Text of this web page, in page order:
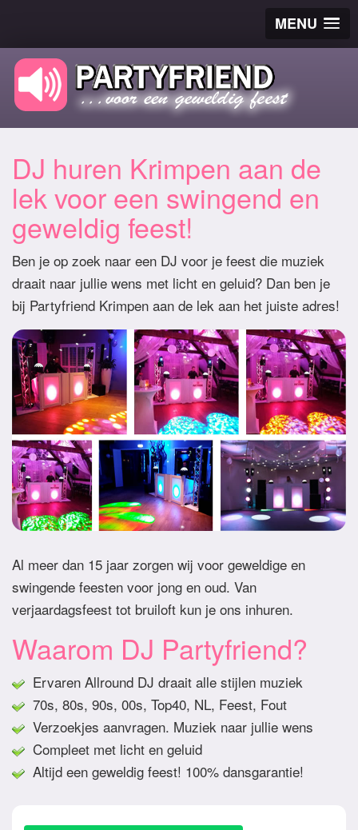
MENU
DJ huren Krimpen aan de
lek voor een swingend en
geweldig feest!
Ben je op zoek naar een DJ voor je feest die muziek
draait naar jullie wens met licht en geluid? Dan ben je
bij Partyfriend Krimpen aan de lek aan het juiste adres!
Al meer dan 15 jaar zorgen wij voor geweldige en
swingende feesten voor jong en oud. Van
verjaardagsfeest tot bruiloft kun je ons inhuren.
Waarom DJ Partyfriend?
Ervaren Allround DJ draait alle stijlen muziek
70s, 80s, 90s, 00s, Top40, NL, Feest, Fout
Verzoekjes aanvragen. Muziek naar jullie wens
Compleet met licht en geluid
Altijd een geweldig feest! 100% dansgarantie!